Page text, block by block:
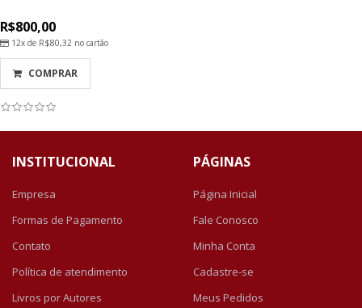
R$800,00
12x de R$80,32 no cartão
COMPRAR
INSTITUCIONAL
Empresa
Formas de Pagamento
Contato
Política de atendimento
Livros por Autores
PÁGINAS
Página Inicial
Fale Conosco
Minha Conta
Cadastre-se
Meus Pedidos